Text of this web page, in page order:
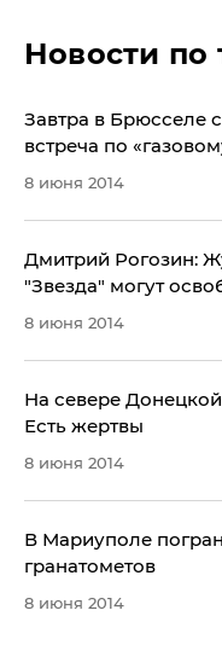
Новости по
Завтра в Брюсселе
встреча по
8 июня 2014
Дмитрий Рогозин:
"Звезда" могут
8 июня 2014
​На севере
Есть жертвы
8 июня 2014
​В Мариуполе
гранатометов
8 июня 2014